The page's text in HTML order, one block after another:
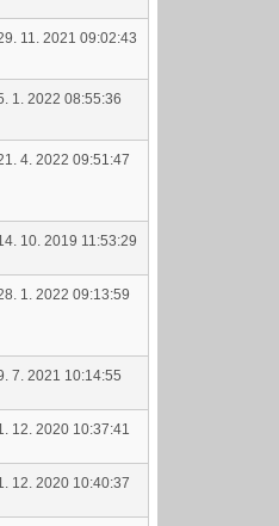
11. 2021 09:02:43
1. 2022 08:55:36
4. 2022 09:51:47
10. 2019 11:53:29
1. 2022 09:13:59
7. 2021 10:14:55
12. 2020 10:37:41
12. 2020 10:40:37